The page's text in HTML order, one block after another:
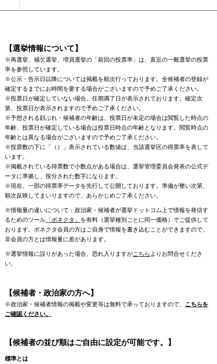
【選挙情報について】
※再選挙、補欠選挙、増員選挙の「前回の投票率」は、直近の一般選挙の投票
率を参照しています。
※公示・告示日以降については掲載を順次行っております。全候補者の登録が
確定するまでにお時間を要する場合がございますので予めご了承ください。
※投票日が確定していない場合、任期満了日が表示されております。確定次
第、投票日が表示されますので予めご了承ください。
※予想される顔ぶれ・候補者の年齢は、投票日が未定の場合は閲覧した時点の
年齢、投票日が確定している場合は投票日時点の年齢となります。閲覧時点の
年齢とは異なる場合がございますので予めご了承ください。
※投票数の下に「（）」表示されている数値は、当該選挙区の得票率を表して
います。
※掲載されている得票数で小数点がある場合は、選挙管理委員会発表の公式デ
ータに準拠し、按分された数字になります。
※現在、一部の得票率データを先行して公開しております。準備が整い次第、
順次反映してまいりますので、あらかじめご了承ください。
※情報量の違いについて：政治家・候補者が選挙ドットコム上で情報を発信す
るためのツール 「ボネクタ」 を有料（選挙種別ごとに同一価格）でご提供して
おります。ボネクタ会員の方はご自身で情報を書き込むことができますので、
非会員の方とは情報量に差があります。
※選挙情報に誤りがあった場合、恐れ入りますがこちら よりお問合せくださ
い。
【候補者・政治家の方へ】
※政治家・候補者情報の掲載や変更等は無料で承っておりますので、 こちらを
ご確認ください。
【候補者の並び順はご自由に設定が可能です。】
標準とは